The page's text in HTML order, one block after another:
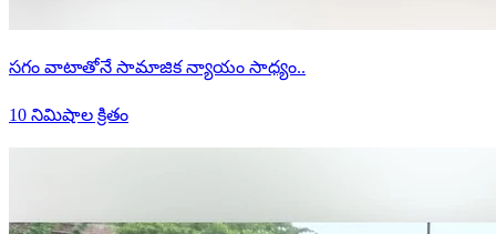
సగం వాటాతోనే సామాజిక న్యాయం సాధ్యం..
10 నిమిషాల క్రితం